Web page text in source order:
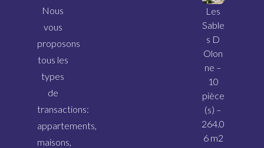
Nous
vous
proposons
tous les
types
de
transactions:
appartements,
maisons,
Les
Sable
s D
Olon
ne –
10
pièce
(s) –
264.0
6 m2